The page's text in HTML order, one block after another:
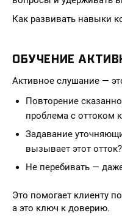
Как развивать навыки
ОБУЧЕНИЕ
Активное слушание —
Повторение
проблема с оттоком
Задавание
вызывает этот
Не перебивать —
Это помогает клиенту
а это ключ к доверию.